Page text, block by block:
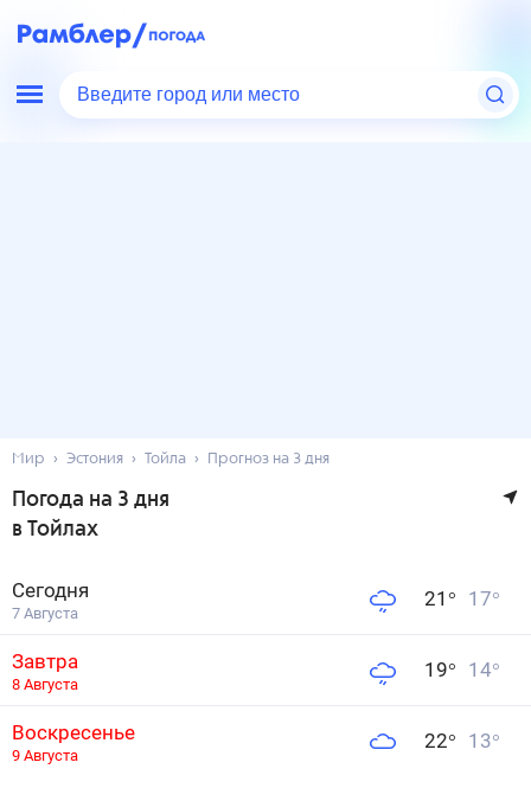
Введите город или место
Мир Эстония Тойла Прогноз на 3 дня
Погода на 3 дня
в Тойлах
Сегодня
7 Августа
21 ° 17°
Завтра
8 Августа
19° 14°
Воскресенье
9 Августа
22° 13°